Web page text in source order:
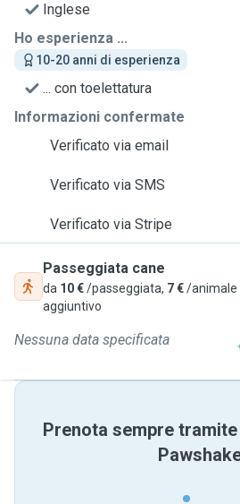
Inglese
Ho esperienza ...
10-20 anni di esperienza
... con toelettatura
Informazioni confermate
Verificato via email
Verificato via SMS
Verificato via Stripe
Passeggiata cane
da 10 €/passeggiata, 7 €/animale
aggiuntivo
Nessuna data specificata
Prenota sempre